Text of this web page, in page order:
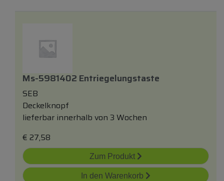
Ms-5981402 Entriegelungstaste
SEB
Deckelknopf
lieferbar innerhalb von 3 Wochen
€ 27,58
Zum Produkt
In den Warenkorb